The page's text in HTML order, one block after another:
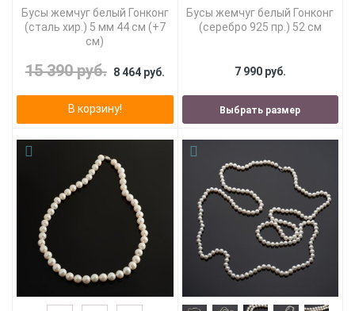
Бусы жемчуг белый Гонконг
(сталь хир.) 5 мм 44 см (+7
см)
15 390 руб. 8 464 руб.
В корзину!
Бусы жемчуг белый Гонконг
(серебро 925 пр.) 52 см
7 990 руб.
Выбрать размер